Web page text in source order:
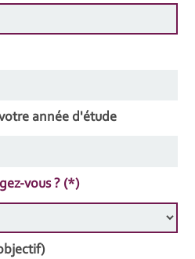
année d'étude
vous ? (*)